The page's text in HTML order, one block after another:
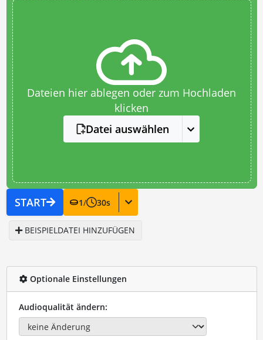
Dateien hier ablegen oder zum Hochladen
klicken
Datei auswählen
START 1/ 30s
BEISPIELDATEI HINZUFÜGEN
Optionale Einstellungen
Audioqualität ändern: